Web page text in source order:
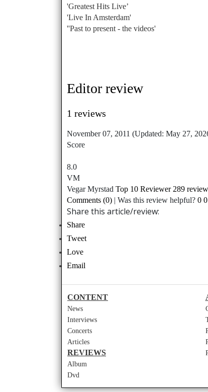
'Greatest Hits Live’
'Live In Amsterdam'
''Past to present - the videos'
Editor review
1 reviews
November 07, 2011 (Updated: May 27,
Score
8.0
VM
Vegar Myrstad Top 10 Reviewer 289
Comments (0) | Was this review helpful? 0 0
Share this article/review:
Share
Tweet
Love
Email
CONTENT
News
Interviews
Concerts
Articles
REVIEWS
Album
Dvd